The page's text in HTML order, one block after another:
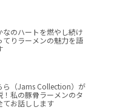
なのハートを燃やし続け
てりラーメンの魅力を語
ら（Jams Collection）が
！私の豚骨ラーメンのタ
てお話しします